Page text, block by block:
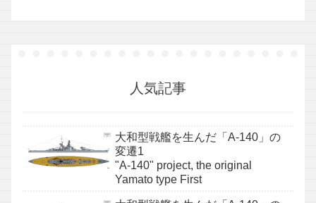
人気記事
大和型戦艦を生んだ「A-140」の
変遷1
"A-140" project, the original
Yamato type First